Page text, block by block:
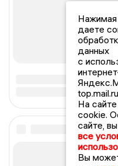
Нажимая
даете
данных
с
На
cookie.
сайте,
все
Вы